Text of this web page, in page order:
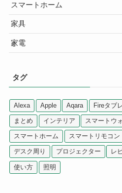
スマートホーム
家具
家電
タグ
Alexa Apple Aqara Fireタブ
まとめ インテリア スマートウ
スマートホーム スマートリモコン
デスク周り プロジェクター レ
使い方 照明